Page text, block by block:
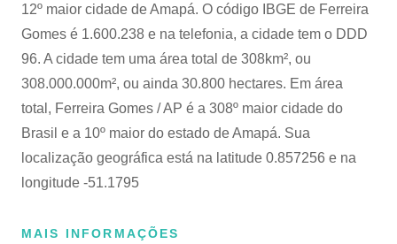
12º maior cidade de Amapá. O código IBGE de Ferreira
Gomes é 1.600.238 e na telefonia, a cidade tem o DDD
96. A cidade tem uma área total de 308km², ou
308.000.000m², ou ainda 30.800 hectares. Em área
total, Ferreira Gomes / AP é a 308º maior cidade do
Brasil e a 10º maior do estado de Amapá. Sua
localização geográfica está na latitude 0.857256 e na
longitude -51.1795
MAIS INFORMAÇÕES